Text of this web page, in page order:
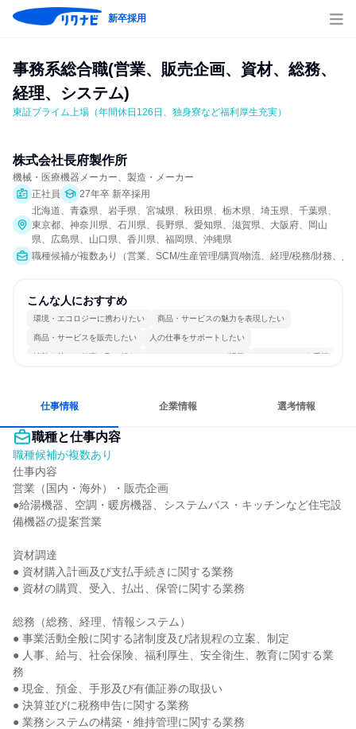
新卒採用
事務系総合職(営業、販売企画、資材、総務、
経理、システム)
東証プライム上場（年間休日126日、独身寮など福利厚生充実）
株式会社長府製作所
機械・医療機器メーカー、製造・メーカー
正社員
27年卒 新卒採用
北海道、青森県、岩手県、宮城県、秋田県、栃木県、埼玉県、千葉県、
東京都、神奈川県、石川県、長野県、愛知県、滋賀県、大阪府、岡山
県、広島県、山口県、香川県、福岡県、沖縄県
職種候補が複数あり（営業、SCM/生産管理/購買/物流、経理/税務/財務、人
こんな人におすすめ
環境・エコロジーに携わりたい 商品・サービスの魅力を表現したい
商品・サービスを販売したい 人の仕事をサポートしたい
情熱を持って仕事に取り組む コミュニケーションが活発 チームワークを重視
仕事情報 企業情報 選考情報
職種と仕事内容
職種候補が複数あり
仕事内容
営業（国内・海外）・販売企画
●給湯機器、空調・暖房機器、システムバス・キッチンなど住宅設
備機器の提案営業
資材調達
● 資材購入計画及び支払手続きに関する業務
● 資材の購買、受入、払出、保管に関する業務
総務（総務、経理、情報システム）
● 事業活動全般に関する諸制度及び諸規程の立案、制定
● 人事、給与、社会保険、福利厚生、安全衛生、教育に関する業
務
● 現金、預金、手形及び有価証券の取扱い
● 決算並びに税務申告に関する業務
● 業務システムの構築・維持管理に関する業務